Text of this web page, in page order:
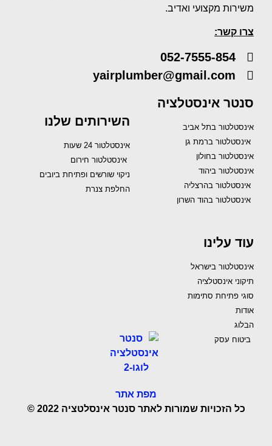
משירות מקצועי ואדיב.
צרו קשר:
052-7555-854
yairplumber@gmail.com
סנטר אינסטלציה
אינסטלטור בתל אביב
אינסטלטור ברמת גן
אינסטלטור בחולון
אינסטלטור ביהוד
אינסטלטור בהרצליה
אינסטלטור בהוד השרון
השירותים שלנו
אינסטלטור 24 שעות
אינסטלטור חירום
ניקוי שורשים ופתיחת ביובים
החלפת צנרת
עוד עלינו
אינסטלטור בישראל
תיקוני אינסטלציה
סוגי פתיחת סתימות
אודות
הבלוג
ביטוח עסק
מפת אתר
כל הזכויות שמורות לאתר סנטר אינסלטציה 2022 ©